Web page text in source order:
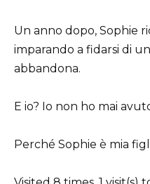
Un anno dopo, Sophie
imparando a fidarsi di
abbandona.
E io? Io non ho mai
Perché Sophie è mia